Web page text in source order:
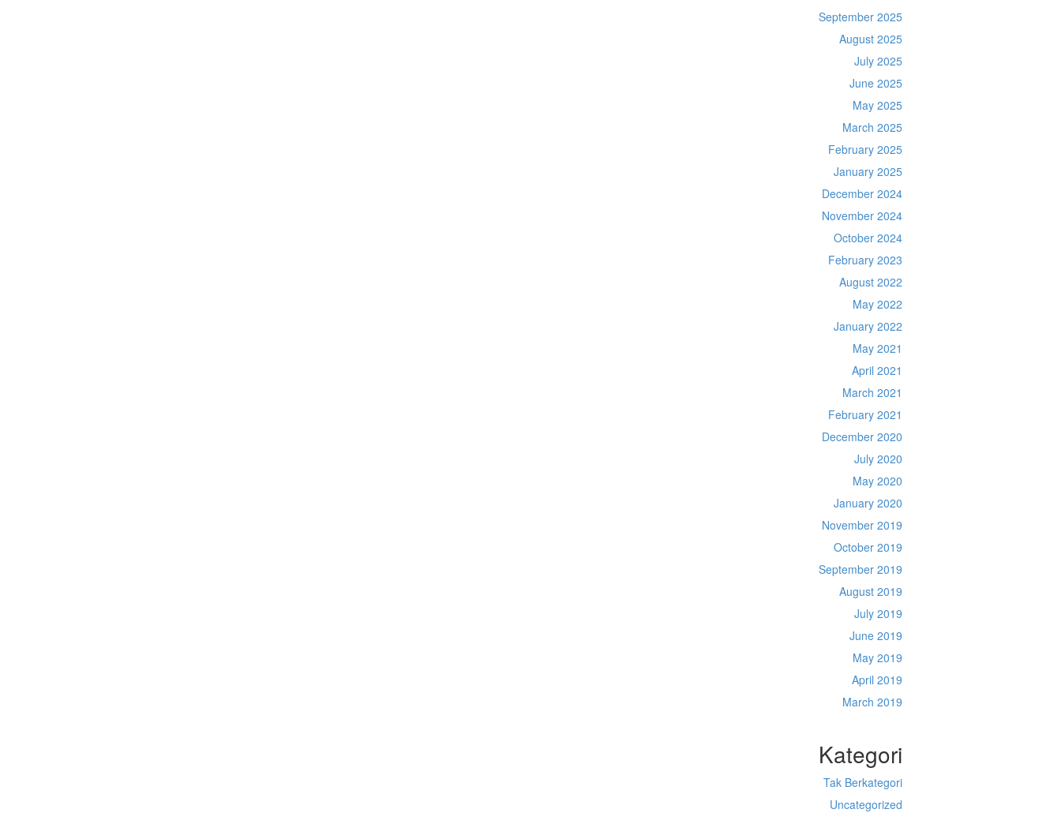
September 2025
August 2025
July 2025
June 2025
May 2025
March 2025
February 2025
January 2025
December 2024
November 2024
October 2024
February 2023
August 2022
May 2022
January 2022
May 2021
April 2021
March 2021
February 2021
December 2020
July 2020
May 2020
January 2020
November 2019
October 2019
September 2019
August 2019
July 2019
June 2019
May 2019
April 2019
March 2019
Kategori
Tak Berkategori
Uncategorized